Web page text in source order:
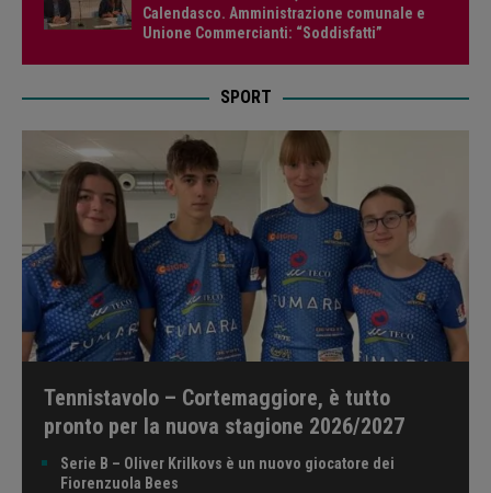
Calendasco. Amministrazione comunale e
Unione Commercianti: “Soddisfatti”
SPORT
Tennistavolo – Cortemaggiore, è tutto
pronto per la nuova stagione 2026/2027
Serie B – Oliver Krilkovs è un nuovo giocatore dei
Fiorenzuola Bees